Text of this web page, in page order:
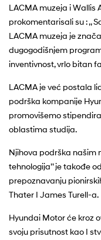
LACMA muzeja i Wallis
prokomentarisali su : ,,
LACMA muzeja je
dugogodišnjem
inventivnost, vrlo bitan
LACMA je već postala
podrška kompanije
promovišemo
oblastima studija.
Njihova podrška našim
tehnologija’’ je takođe
prepoznavanju
Thater I James Turell-a.
Hyundai Motor će kroz
svoju prisutnost kao I